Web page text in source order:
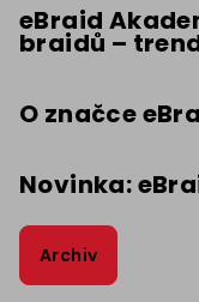
eBraid
braidů –
O značce
Novinka:
Archiv